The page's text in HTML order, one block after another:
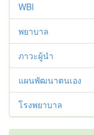
WBI
พยาบาล
ภาวะผู้นำ
แผนพัฒนาตนเอง
โรงพยาบาล